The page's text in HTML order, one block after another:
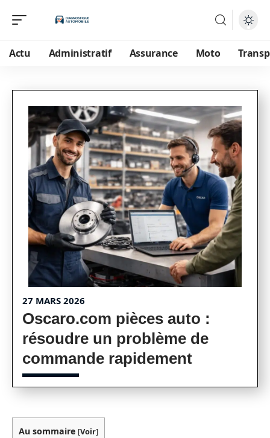
Actu Administratif Assurance Moto
27 MARS 2026
Oscaro.com pièces auto :
résoudre un problème de
commande rapidement
Au sommaire [Voir]